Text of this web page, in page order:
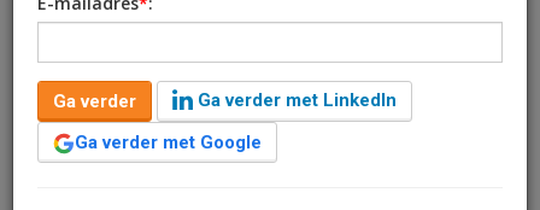
op stapel
Redactie
9 september 2024 om 11:48
2 minuten leestijd
Aanstaande vrijdag zal Rotterdam weer opgeschrikt
Ga verder
Ga verder met LinkedIn
Ga verder met Google